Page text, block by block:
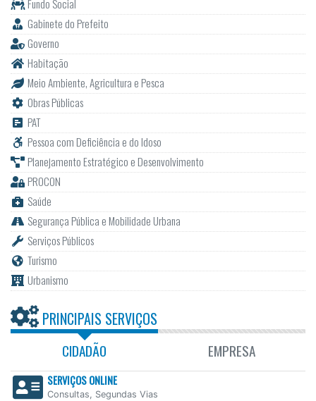
Fundo Social
Gabinete do Prefeito
Governo
Habitação
Meio Ambiente, Agricultura e Pesca
Obras Públicas
PAT
Pessoa com Deficiência e do Idoso
Planejamento Estratégico e Desenvolvimento
PROCON
Saúde
Segurança Pública e Mobilidade Urbana
Serviços Públicos
Turismo
Urbanismo
PRINCIPAIS SERVIÇOS
CIDADÃO EMPRESA
SERVIÇOS ONLINE
Consultas, Segundas Vias